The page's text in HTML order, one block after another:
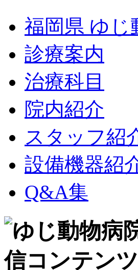
福岡県 ゆじ
診療案内
治療科目
院内紹介
スタッフ紹
設備機器紹
Q&A集